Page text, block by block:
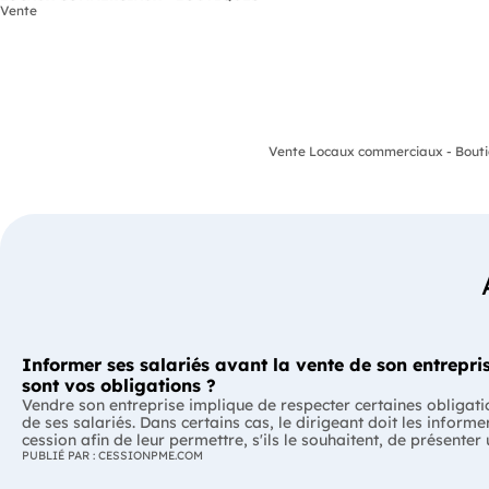
Vente
Vente Locaux commerciaux -
Informer ses salariés avant la vente de son
sont vos obligations ?
Vendre son entreprise implique de respecter certaines
de ses salariés. Dans certains cas, le dirigeant doit les
cession afin de leur permettre, s'ils le souhaitent, de présenter
reprise. Quelles entreprises sont concernées ? Quels délais
PUBLIÉ PAR : CESSIONPME.COM